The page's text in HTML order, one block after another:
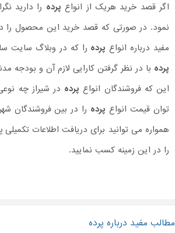
اگر قصد خرید هریک از انواع پرده را دارید
نمود. در صورتی که قصد خرید این محصول را
مفید درباره انواع پرده را که در وبلاگ سایت
پرده با در نظر گرفتن کارایی لازم آن و بودجه
این که فروشندگان انواع پرده در شیراز چه
توان قیمت انواع پرده را در بین فروشندگان
همواره می توانید برای دریافت اطلاعات
را در این زمینه کسب نمایید.
مطالب مفید درباره پرده